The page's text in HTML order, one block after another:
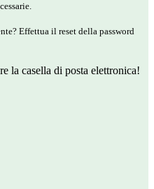
Effettua il reset della password
la casella di posta elettronica!